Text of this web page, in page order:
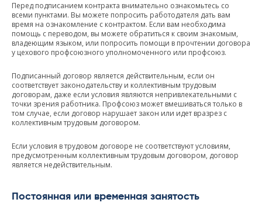
Перед подписанием контракта внимательно ознакомьтесь со
всеми пунктами. Вы можете попросить работодателя дать вам
время на ознакомление с контрактом. Если вам необходима
помощь с переводом, вы можете обратиться к своим знакомым,
владеющим языком, или попросить помощи в прочтении договора
у цехового профсоюзного уполномоченного или профсоюз.
Подписанный договор является действительным, если он
соответствует законодательству и коллективным трудовым
договорам, даже если условия являются непривлекательными с
точки зрения работника. Профсоюз может вмешиваться только в
том случае, если договор нарушает закон или идет вразрез с
коллективным трудовым договором.
Если условия в трудовом договоре не соответствуют условиям,
предусмотренным коллективным трудовым договором, договор
является недействительным.
Постоянная или временная занятость